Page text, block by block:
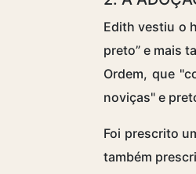
Edith vestiu o
preto” e mais
Ordem, que
noviças" e
Foi prescrito
também